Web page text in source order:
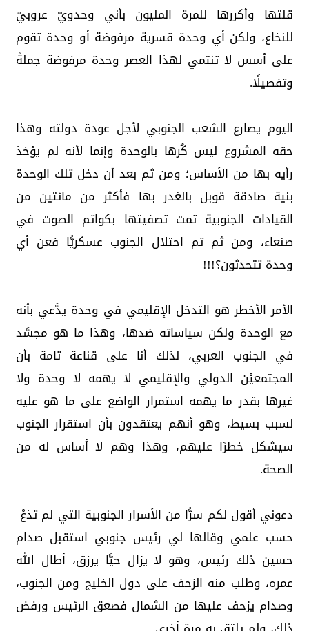
قلتها وأكررها للمرة المليون بأني وحدويّ عروبيّ
للنخاع، ولكن أي وحدة قسرية مرفوضة أو وحدة تقوم
على أسس لا تنتمي لهذا العصر وحدة مرفوضة جملةً
وتفصيلًا.
اليوم يصارع الشعب الجنوبي لأجل عودة دولته وهذا
حقه المشروع ليس كُرها بالوحدة وإنما لأنه لم يؤخذ
رأيه بها من الأساس؛ ومن ثم بعد أن دخل تلك الوحدة
بنية صادقة قوبل بالغدر بها فأكثر من مائتين من
القيادات الجنوبية تمت تصفيتها بكواتم الصوت في
صنعاء، ومن ثم تم احتلال الجنوب عسكريًّا فعن أي
وحدة تتحدثون؟!!!
الأمر الأخطر هو التدخل الإقليمي في وحدة يدَّعي بأنه
مع الوحدة ولكن سياساته ضدها، وهذا ما هو مجسَّد
في الجنوب العربي، لذلك أنا على قناعة تامة بأن
المجتمعيْن الدولي والإقليمي لا يهمه لا وحدة ولا
غيرها بقدر ما يهمه استمرار الواضع على ما هو عليه
لسبب بسيط، وهو أنهم يعتقدون بأن استقرار الجنوب
سيشكل خطرًا عليهم، وهذا وهم لا أساس له من
الصحة.
دعوني أقول لكم سرًّا من الأسرار الجنوبية التي لم تذعْ
حسب علمي وقالها لي رئيس جنوبي استقبل صدام
حسين ذلك رئيس، وهو لا يزال حيًّا يرزق، أطال الله
عمره، وطلب منه الزحف على دول الخليج ومن الجنوب،
وصدام يزحف عليها من الشمال فصعق الرئيس ورفض